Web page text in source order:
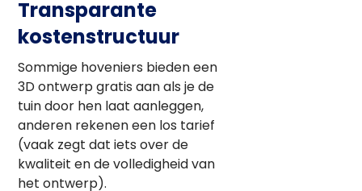
Transparante
kostenstructuur
Sommige hoveniers bieden een
3D ontwerp gratis aan als je de
tuin door hen laat aanleggen,
anderen rekenen een los tarief
(vaak zegt dat iets over de
kwaliteit en de volledigheid van
het ontwerp).